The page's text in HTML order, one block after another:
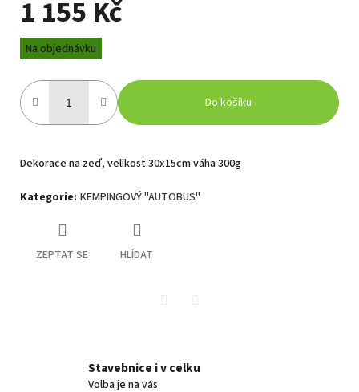
1 155 Kč
Měrná
cena:
Na objednávku
Do košíku
Dekorace na zeď, velikost 30x15cm váha 300g
Kategorie: KEMPINGOVÝ "AUTOBUS"
ZEPTAT SE HLÍDAT
Stavebnice i v celku
Volba je na vás